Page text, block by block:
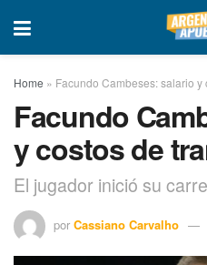
Home » Facundo Cambeses: salario y
Facundo
y costos de
El jugador inició su
por Cassiano Carvalho